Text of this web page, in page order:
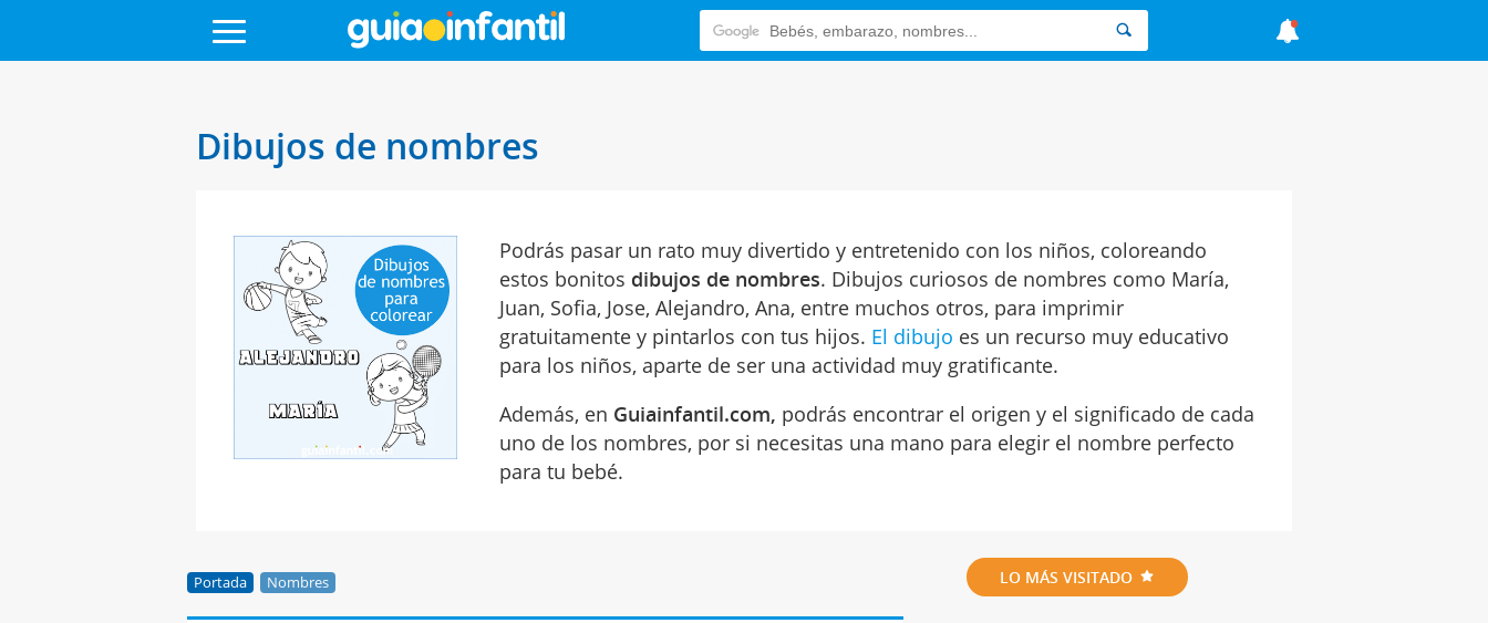
Dibujos de nombres
Podrás pasar un rato muy divertido y entretenido con los niños, coloreando
estos bonitos dibujos de nombres. Dibujos curiosos de nombres como María,
Juan, Sofia, Jose, Alejandro, Ana, entre muchos otros, para imprimir
gratuitamente y pintarlos con tus hijos. El dibujo es un recurso muy educativo
para los niños, aparte de ser una actividad muy gratificante.
Además, en Guiainfantil.com, podrás encontrar el origen y el significado de cada
uno de los nombres, por si necesitas una mano para elegir el nombre perfecto
para tu bebé.
Portada Nombres LO MÁS VISITADO